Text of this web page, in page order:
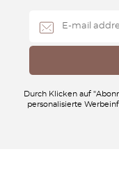
Durch Klicken auf
personalisierte